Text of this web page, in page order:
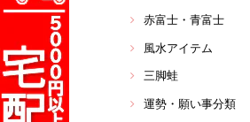
赤富士・青富士
風水アイテム
三脚蛙
運勢・願い事分類